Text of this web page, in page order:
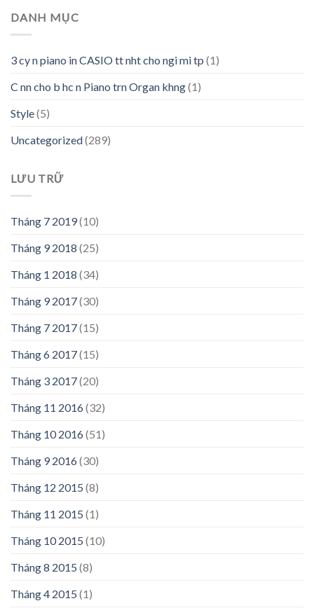
DANH MỤC
3 cy n piano in CASIO tt nht cho ngi mi tp (1)
C nn cho b hc n Piano trn Organ khng(1)
Style(5)
Uncategorized(289)
LƯU TRỮ
Tháng 7 2019(10)
Tháng 9 2018 (25)
Tháng 1 2018 (34)
Tháng 9 2017(30)
Tháng 7 2017(15)
Tháng 6 2017(15)
Tháng 3 2017(20)
Tháng 11 2016(32)
Tháng 10 2016(51)
Tháng 9 2016(30)
Tháng 12 2015 (8)
Tháng 11 2015 (1)
Tháng 10 2015 (10)
Tháng 8 2015 (8)
Tháng 4 2015 (1)